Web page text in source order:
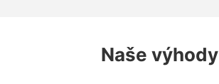
Naše výhody